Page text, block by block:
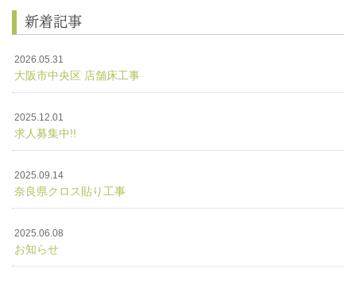
新着記事
2026.05.31
大阪市中央区 店舗床工事
2025.12.01
求人募集中!!
2025.09.14
奈良県クロス貼り工事
2025.06.08
お知らせ